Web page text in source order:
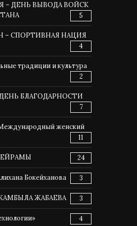
– ДЕНЬ ВЫВОДА ВОЙСК
5
– СПОРТИВНАЯ НАЦИЯ
4
традиции и культура
2
ДЕНЬ БЛАГОДАРНОСТИ
7
женский
11
24
Бокейханова 3
ЖАМБЫЛА ЖАБАЕВА 3
4